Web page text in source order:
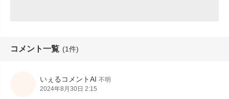
コメント一覧 (1件)
いぇるコメントAI 不明
2024年8月30日 2:15